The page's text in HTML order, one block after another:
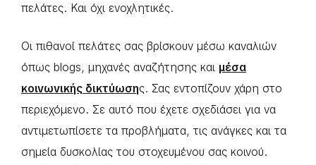
πελάτες. Και όχι ενοχλητικές.
Οι πιθανοί πελάτες σας βρίσκουν μέσω καναλιών
όπως blogs, μηχανές αναζήτησης και μέσα
κοινωνικής δικτύωσης. Σας εντοπίζουν χάρη στο
περιεχόμενο. Σε αυτό που έχετε σχεδιάσει για να
αντιμετωπίσετε τα προβλήματα, τις ανάγκες και τα
σημεία δυσκολίας του στοχευμένου σας κοινού.